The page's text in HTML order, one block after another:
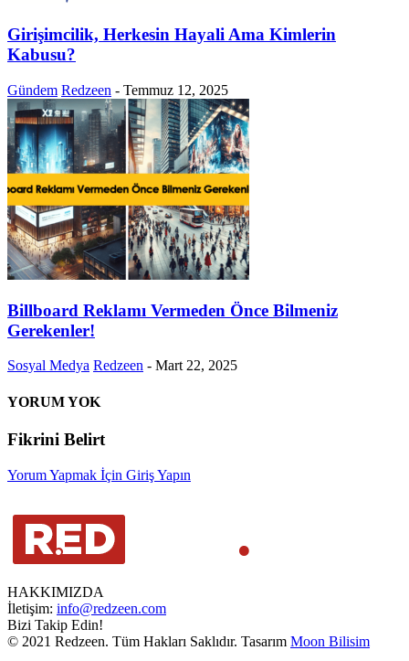
Girişimcilik, Herkesin Hayali Ama Kimlerin
Kabusu?
Gündem Redzeen - Temmuz 12, 2025
Billboard Reklamı Vermeden Önce Bilmeniz
Gerekenler!
Sosyal Medya Redzeen - Mart 22, 2025
YORUM YOK
Fikrini Belirt
Yorum Yapmak İçin Giriş Yapın
HAKKIMIZDA
İletişim: info@redzeen.com
Bizi Takip Edin!
© 2021 Redzeen. Tüm Hakları Saklıdır. Tasarım Moon Bilisim